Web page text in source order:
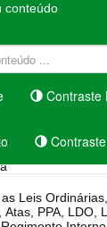
conteúdo
Contraste
Leis
PPA, LDO, LOA,